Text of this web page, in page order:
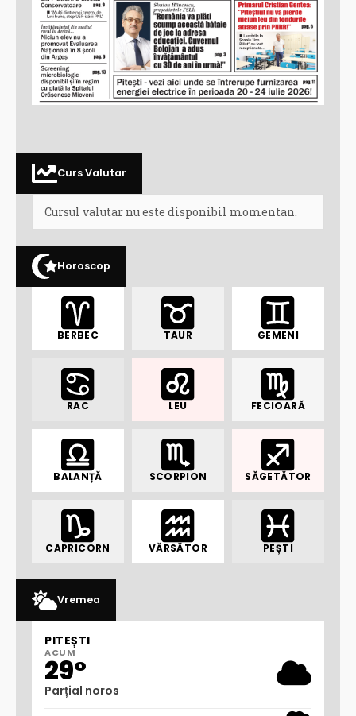
Curs Valutar
Cursul valutar nu este disponibil momentan.
Horoscop
BERBEC TAUR GEMENI
RAC LEU FECIOARĂ
BALANȚĂ SCORPION SĂGETĂTOR
CAPRICORN VĂRSĂTOR PEȘTI
Vremea
PITEȘTI
ACUM
29°
Parțial noros